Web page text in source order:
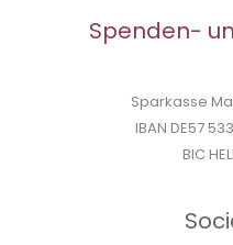
Spenden-
Sparkasse
IBAN DE57
BIC